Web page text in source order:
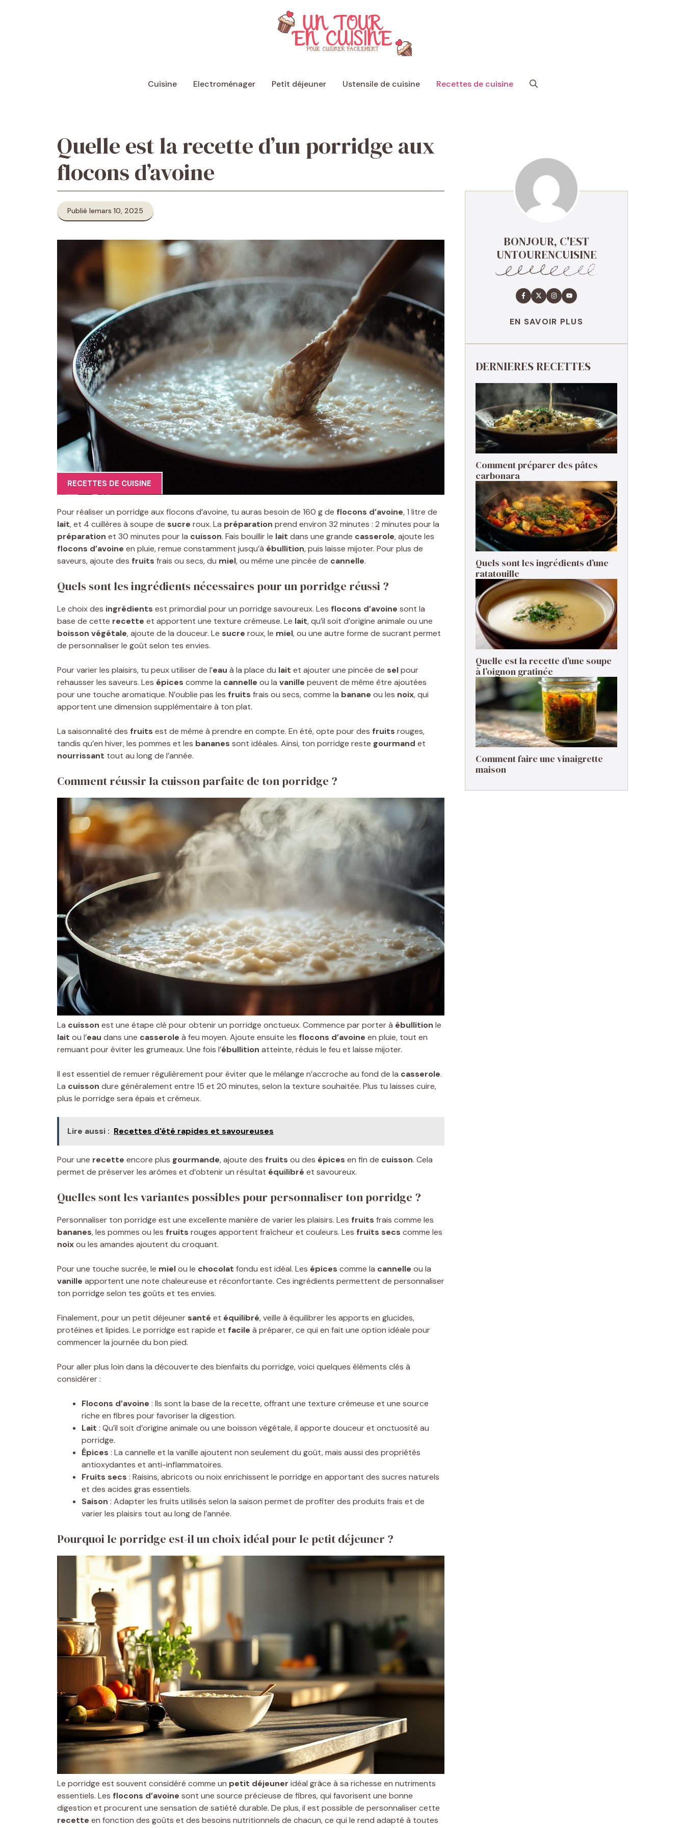
Cuisine Electroménager Petit déjeuner Ustensile de cuisine Recettes de cuisine
Quelle est la recette d’un porridge aux
flocons d’avoine
Publié lemars 10, 2025
RECETTES DE CUISINE
Pour réaliser un porridge aux flocons d’avoine, tu auras besoin de 160 g de flocons d’avoine, 1 litre de
lait, et 4 cuillères à soupe de sucre roux. La préparation prend environ 32 minutes : 2 minutes pour la
préparation et 30 minutes pour la cuisson. Fais bouillir le lait dans une grande casserole, ajoute les
flocons d’avoine en pluie, remue constamment jusqu’à ébullition, puis laisse mijoter. Pour plus de
saveurs, ajoute des fruits frais ou secs, du miel, ou même une pincée de cannelle.
Quels sont les ingrédients nécessaires pour un porridge réussi ?
Le choix des ingrédients est primordial pour un porridge savoureux. Les flocons d’avoine sont la
base de cette recette et apportent une texture crémeuse. Le lait, qu’il soit d’origine animale ou une
boisson végétale, ajoute de la douceur. Le sucre roux, le miel, ou une autre forme de sucrant permet
de personnaliser le goût selon tes envies.
Pour varier les plaisirs, tu peux utiliser de l’eau à la place du lait et ajouter une pincée de selpour
rehausser les saveurs. Les épices comme la cannelle ou la vanille peuvent de même être ajoutées
pour une touche aromatique. N’oublie pas les fruits frais ou secs, comme la banane ou les noix, qui
apportent une dimension supplémentaire à ton plat.
La saisonnalité des fruits est de même à prendre en compte. En été, opte pour des fruits rouges,
tandis qu’en hiver, les pommes et les bananes sont idéales. Ainsi, ton porridge reste gourmand et
nourrissant tout au long de l’année.
Comment réussir la cuisson parfaite de ton porridge ?
La cuisson est une étape clé pour obtenir un porridge onctueux. Commence par porter à ébullition le
lait ou l’eau dans une casserole à feu moyen. Ajoute ensuite les flocons d’avoine en pluie, tout en
remuant pour éviter les grumeaux. Une fois l’ébullition atteinte, réduis le feu et laisse mijoter.
Il est essentiel de remuer régulièrement pour éviter que le mélange n’accroche au fond de la casserole.
La cuisson dure généralement entre 15 et 20 minutes, selon la texture souhaitée. Plus tu laisses cuire,
plus le porridge sera épais et crémeux.
Lire aussi : Recettes d'été rapides et savoureuses
Pour une recette encore plus gourmande, ajoute des fruits ou des épices en fin de cuisson. Cela
permet de préserver les arômes et d’obtenir un résultat équilibré et savoureux.
Quelles sont les variantes possibles pour personnaliser ton porridge ?
Personnaliser ton porridge est une excellente manière de varier les plaisirs. Les fruits frais comme les
bananes, les pommes ou les fruits rouges apportent fraîcheur et couleurs. Les fruits secs comme les
noixou les amandes ajoutent du croquant.
Pour une touche sucrée, le mielou le chocolat fondu est idéal. Les épices comme la cannelle ou la
vanille apportent une note chaleureuse et réconfortante. Ces ingrédients permettent de personnaliser
ton porridge selon tes goûts et tes envies.
Finalement, pour un petit déjeuner santé et équilibré, veille à équilibrer les apports en glucides,
protéines et lipides. Le porridge est rapide et facile à préparer, ce qui en fait une option idéale pour
commencer la journée du bon pied.
Pour aller plus loin dans la découverte des bienfaits du porridge, voici quelques éléments clés à
considérer :
Flocons d’avoine : Ils sont la base de la recette, offrant une texture crémeuse et une source
riche en fibres pour favoriser la digestion.
Lait : Qu’il soit d’origine animale ou une boisson végétale, il apporte douceur et onctuosité au
porridge.
Épices : La cannelle et la vanille ajoutent non seulement du goût, mais aussi des propriétés
antioxydantes et anti-inflammatoires.
Fruits secs : Raisins, abricots ou noix enrichissent le porridge en apportant des sucres naturels
et des acides gras essentiels.
Saison : Adapter les fruits utilisés selon la saison permet de profiter des produits frais et de
varier les plaisirs tout au long de l’année.
Pourquoi le porridge est-il un choix idéal pour le petit déjeuner ?
Le porridge est souvent considéré comme un petit déjeuner idéal grâce à sa richesse en nutriments
essentiels. Les flocons d’avoine sont une source précieuse de fibres, qui favorisent une bonne
digestion et procurent une sensation de satiété durable. De plus, il est possible de personnaliser cette
recette en fonction des goûts et des besoins nutritionnels de chacun, ce qui le rend adapté à toutes
BONJOUR, C'EST
UNTOURENCUISINE
EN SAVOIR PLUS
DERNIERES RECETTES
Comment préparer des pâtes
carbonara ​
Quels sont les ingrédients d’une
ratatouille ​
Quelle est la recette d’une soupe
à l’oignon gratinée ​
Comment faire une vinaigrette
maison ​